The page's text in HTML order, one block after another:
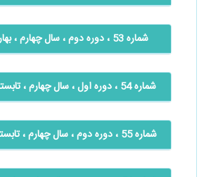
شماره 53 ، دوره دوم ، سال چهارم ، بهار 1402
شماره 54 ، دوره اول ، سال چهارم ، تابستان 1402
شماره 55 ، دوره دوم ، سال چهارم ، تابستان 1402